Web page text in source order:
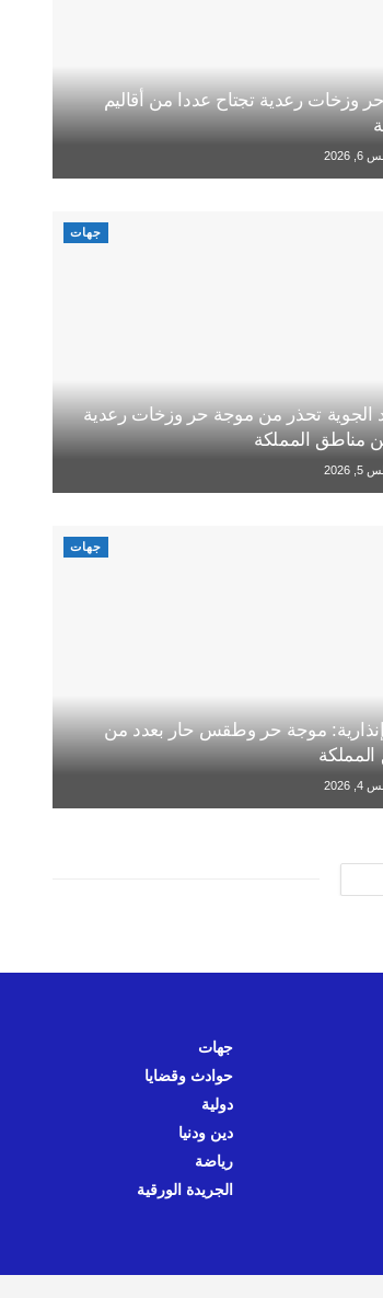
وزخات رعدية تجتاح عددا من أقاليم
جهات
الجوية تحذر من موجة حر وزخات رعدية
مناطق المملكة
جهات
موجة حر وطقس حار بعدد من
جهات
حوادث وقضايا
دولية
دين ودنيا
رياضة
الجريدة الورقية